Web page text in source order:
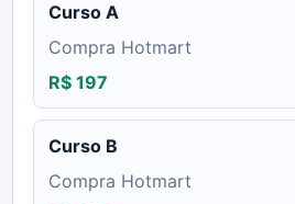
Curso A
Compra Hotmart
R$ 197
Curso B
Compra Hotmart